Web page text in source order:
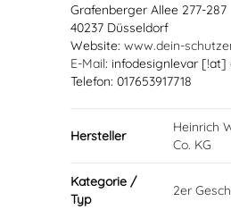
Grafenberger Allee 277-287
40237 Düsseldorf
Website: www.dein-
E-Mail: infodesignlevar [!at]
Telefon: 017653917718
Hersteller
Heinrich
Co. KG
Kategorie /
Typ
2er